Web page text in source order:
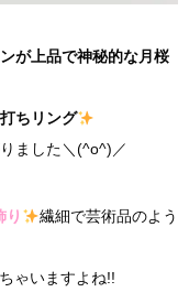
が上品で神秘的な月桜
ちリング
ました＼(^o^)／
り
繊細で芸術品のよう
ゃいますよね!!